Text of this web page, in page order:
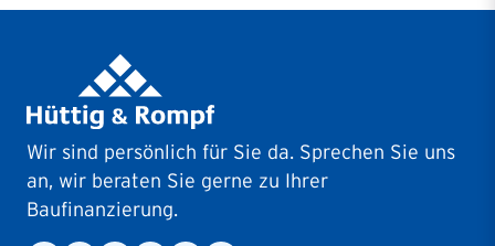
Wir sind persönlich für Sie da. Sprechen Sie uns
an, wir beraten Sie gerne zu Ihrer
Baufinanzierung.